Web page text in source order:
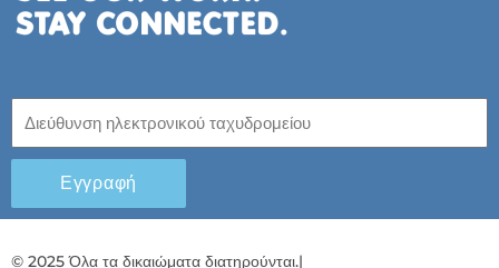
Εγγραφή
© 2025 Όλα τα δικαιώματα διατηρούνται.|